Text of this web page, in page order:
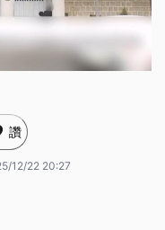
讚
12/22 20:27